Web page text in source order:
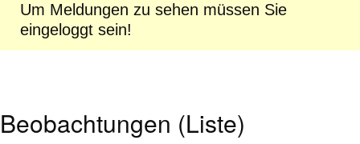
Um Meldungen zu sehen müssen Sie
eingeloggt sein!
Beobachtungen (Liste)